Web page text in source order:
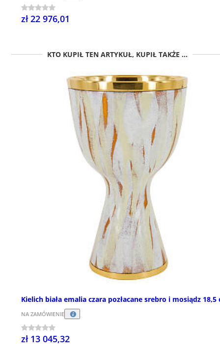
zł 22 976,01
KTO KUPIŁ TEN ARTYKUŁ, KUPIŁ TAKŻE ...
Kielich biała emalia czara pozłacane srebro i mosiądz 18,5
NA ZAMÓWIENIE
zł 13 045,32